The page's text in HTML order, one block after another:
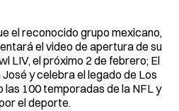
el reconocido grupo mexicano,
el video de apertura de su
LIV, el próximo 2 de febrero; El
y celebra el legado de Los
100 temporadas de la NFL y
el deporte.